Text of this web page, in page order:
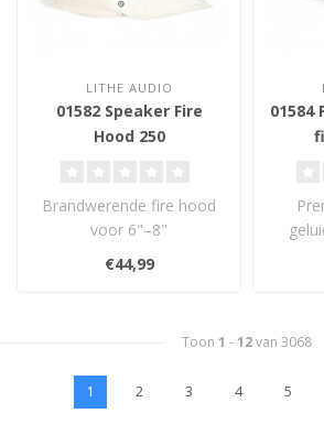
LITHE AUDIO
01582 Speaker Fire
Hood 250
Brandwerende fire hood
voor 6"–8"
Lithe Audio Fire Hoo..
€44,99
01584
Toon 1 - 12van 3068
1 2 3 4 5